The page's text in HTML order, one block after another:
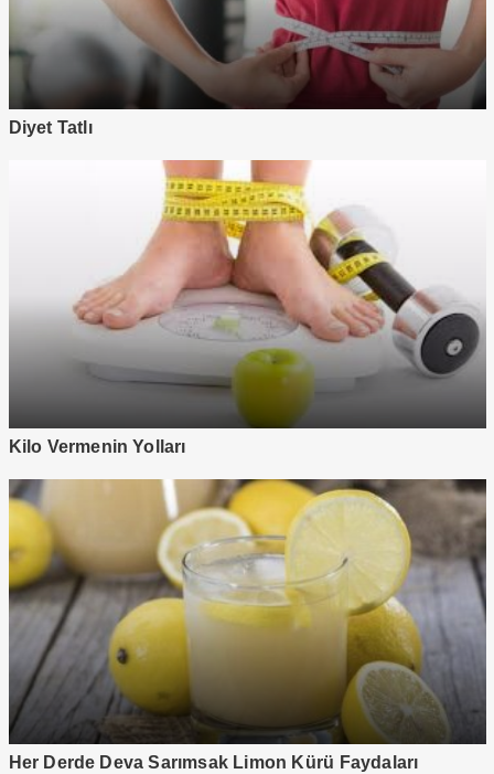
Diyet Tatlı
Kilo Vermenin Yolları
Her Derde Deva Sarımsak Limon Kürü Faydaları